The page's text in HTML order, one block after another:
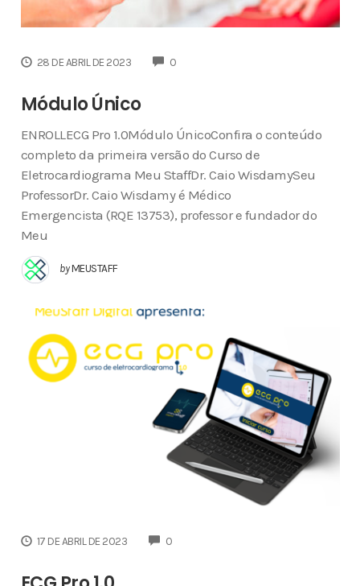
28 DE ABRIL DE 2023 0COMMENTS
Módulo Único
ENROLLECG Pro 1.0Módulo ÚnicoConfira o conteúdo
completo da primeira versão do Curso de
Eletrocardiograma Meu StaffDr. Caio WisdamySeu
ProfessorDr. Caio Wisdamy é Médico
Emergencista (RQE 13753), professor e fundador do
Meu
by MEUSTAFF
17 DE ABRIL DE 2023 0COMMENTS